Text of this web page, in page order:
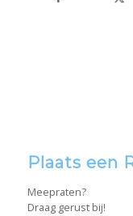
Plaats een
Meepraten?
Draag gerust bij!